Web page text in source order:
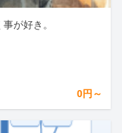
が好き。
0円～